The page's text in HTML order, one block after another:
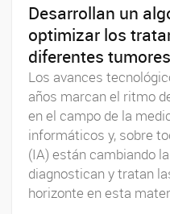
Desarrollan un
optimizar los
diferentes tumores
Los avances
años marcan el ritmo
en el campo de la
informáticos y, sobre
(IA) están cambiando
diagnostican y tratan
horizonte en esta